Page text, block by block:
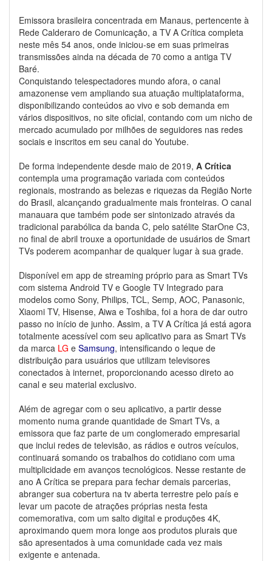
Emissora brasileira concentrada em Manaus, pertencente à
Rede Calderaro de Comunicação, a TV A Crítica completa
neste mês 54 anos, onde iniciou-se em suas primeiras
transmissões ainda na década de 70 como a antiga TV
Baré.
Conquistando telespectadores mundo afora, o canal
amazonense vem ampliando sua atuação multiplataforma,
disponibilizando conteúdos ao vivo e sob demanda em
vários dispositivos, no site oficial, contando com um nicho de
mercado acumulado por milhões de seguidores nas redes
sociais e inscritos em seu canal do Youtube.
De forma independente desde maio de 2019, A Crítica
contempla uma programação variada com conteúdos
regionais, mostrando as belezas e riquezas da Região Norte
do Brasil, alcançando gradualmente mais fronteiras. O canal
manauara que também pode ser sintonizado através da
tradicional parabólica da banda C, pelo satélite StarOne C3,
no final de abril trouxe a oportunidade de usuários de Smart
TVs poderem acompanhar de qualquer lugar à sua grade.
Disponível em app de streaming próprio para as Smart TVs
com sistema Android TV e Google TV Integrado para
modelos como Sony, Philips, TCL, Semp, AOC, Panasonic,
Xiaomi TV, Hisense, Aiwa e Toshiba, foi a hora de dar outro
passo no início de junho. Assim, a TV A Crítica já está agora
totalmente acessível com seu aplicativo para as Smart TVs
da marca LG e Samsung, intensificando o leque de
distribuição para usuários que utilizam televisores
conectados à internet, proporcionando acesso direto ao
canal e seu material exclusivo.
Além de agregar com o seu aplicativo, a partir desse
momento numa grande quantidade de Smart TVs, a
emissora que faz parte de um conglomerado empresarial
que inclui redes de televisão, as rádios e outros veículos,
continuará somando os trabalhos do cotidiano com uma
multiplicidade em avanços tecnológicos. Nesse restante de
ano A Crítica se prepara para fechar demais parcerias,
abranger sua cobertura na tv aberta terrestre pelo país e
levar um pacote de atrações próprias nesta festa
comemorativa, com um salto digital e produções 4K,
aproximando quem mora longe aos produtos plurais que
são apresentados à uma comunidade cada vez mais
exigente e antenada.